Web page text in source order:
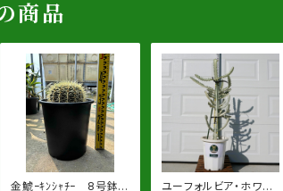
商品
金鯱ｰｷﾝｼｬﾁｰ 8号鉢
ユーフォルビア・ホワイ